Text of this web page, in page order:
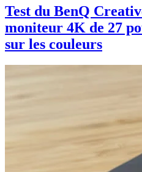
Test du BenQ
moniteur 4K de 27
sur les couleurs